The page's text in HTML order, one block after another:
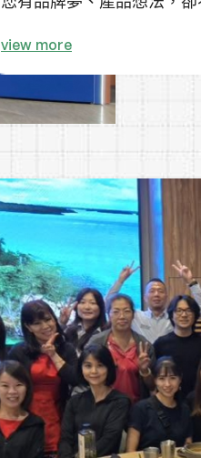
✨ 品牌商、通路商、創業
歡迎蒞臨 #拜寧騰能生技 展
一起聊聊市場趨勢與產品開
我們不只是代工，更是您的
🔬 一站式研發型製造｜
從市場分析、專利原料、
您打造市場獨特、有感且具
view more